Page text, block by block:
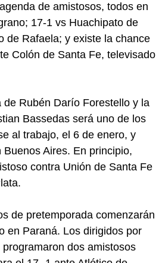
de amistosos, todos en
17-1 vs Huachipato de
de Rafaela; y existe la chance
Colón de Santa Fe, televisado
de Rubén Darío Forestello y la
Bassedas será uno de los
al trabajo, el 6 de enero, y
Aires. En principio,
contra Unión de Santa Fe
de pretemporada comenzarán
en Paraná. Los dirigidos por
dos amistosos